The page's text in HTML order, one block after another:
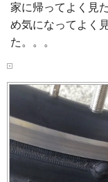
家に帰ってよく見
め気になってよく
た。。。